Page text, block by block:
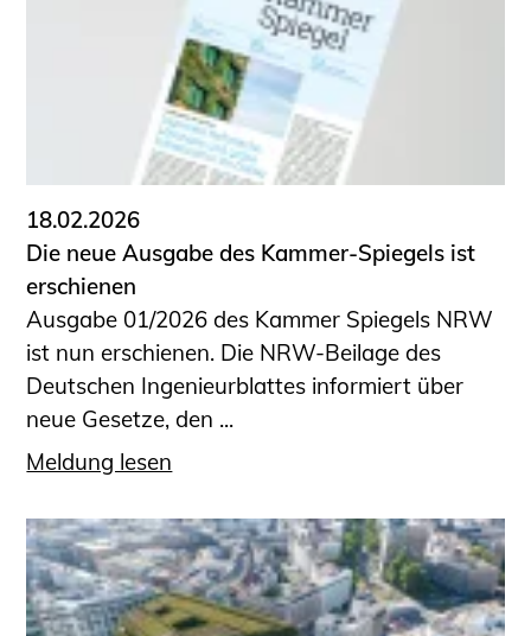
18.02.2026
Die neue Ausgabe des Kammer-Spiegels ist
erschienen
Ausgabe 01/2026 des Kammer Spiegels NRW
ist nun erschienen. Die NRW-Beilage des
Deutschen Ingenieurblattes informiert über
neue Gesetze, den ...
Meldung lesen